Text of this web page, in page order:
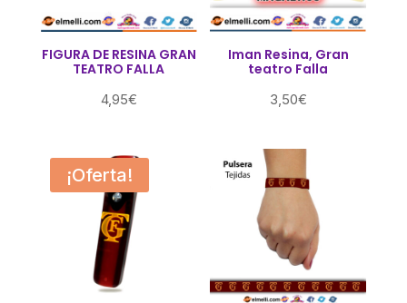
FIGURA DE RESINA GRAN
TEATRO FALLA
4,95€
Iman Resina, Gran
teatro Falla
3,50€
¡Oferta!